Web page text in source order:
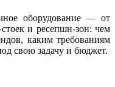
оборудование — от
и ресепшн-зон: чем
каким требованиям
свою задачу и бюджет.